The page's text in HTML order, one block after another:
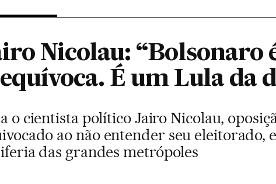
Nicolau: “Bolsonaro
É um Lula da
o cientista político Jairo Nicolau,
ao não entender seu eleitorado,
das grandes metrópoles